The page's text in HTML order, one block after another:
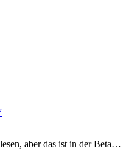
aber das ist in der Beta…